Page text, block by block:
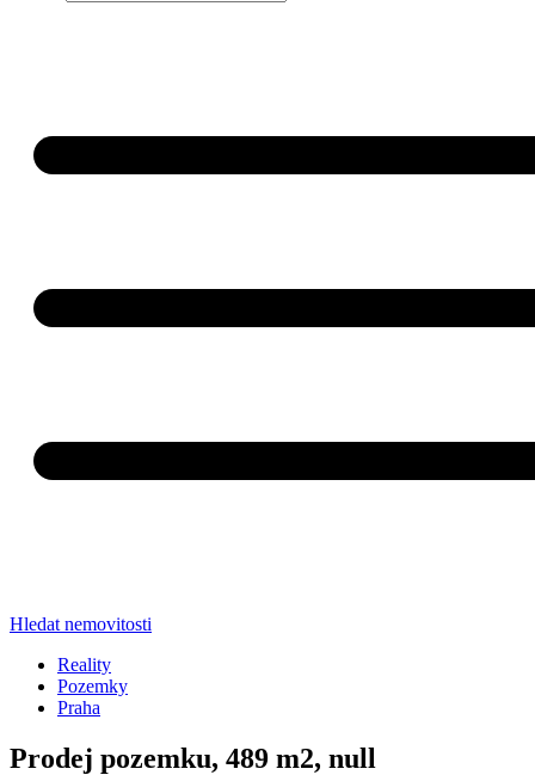
Hledat nemovitosti
Reality
Pozemky
Praha
Prodej pozemku, 489 m2, null